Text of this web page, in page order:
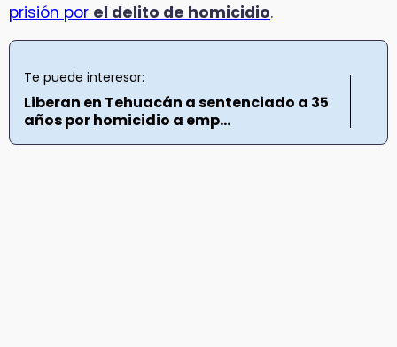
prisión por el delito de homicidio.
Te puede interesar:
Liberan en Tehuacán a sentenciado a 35
años por homicidio a emp...